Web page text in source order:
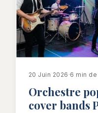
20 Juin 2026 ·6 min
Orchestre
cover bands